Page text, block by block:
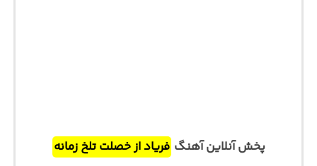
پخش آنلاین آهنگ فریاد از خصلت تلخ زمانه